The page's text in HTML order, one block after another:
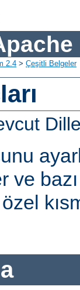
2.4 > Çeşitli Belgeler
ve